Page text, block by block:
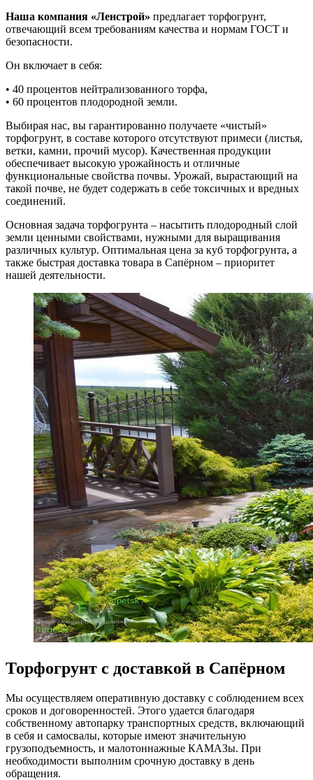
Наша компания «Ленстрой» предлагает торфогрунт,
отвечающий всем требованиям качества и нормам ГОСТ и
безопасности.
Он включает в себя:
• 40 процентов нейтрализованного торфа,
• 60 процентов плодородной земли.
Выбирая нас, вы гарантированно получаете «чистый»
торфогрунт, в составе которого отсутствуют примеси (листья,
ветки, камни, прочий мусор). Качественная продукции
обеспечивает высокую урожайность и отличные
функциональные свойства почвы. Урожай, вырастающий на
такой почве, не будет содержать в себе токсичных и вредных
соединений.
Основная задача торфогрунта – насытить плодородный слой
земли ценными свойствами, нужными для выращивания
различных культур. Оптимальная цена за куб торфогрунта, а
также быстрая доставка товара в Сапёрном – приоритет
нашей деятельности.
Торфогрунт с доставкой в Сапёрном
Мы осуществляем оперативную доставку с соблюдением всех
сроков и договоренностей. Этого удается благодаря
собственному автопарку транспортных средств, включающий
в себя и самосвалы, которые имеют значительную
грузоподъемность, и малотоннажные КАМАЗы. При
необходимости выполним срочную доставку в день
обращения.